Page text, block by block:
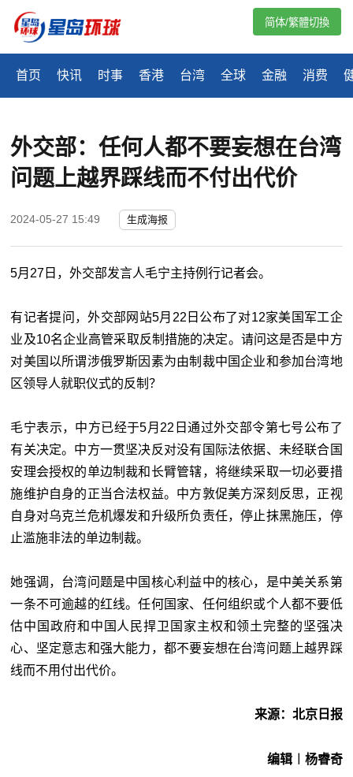
首页 快讯 时事 香港 台湾 全球 金融 消费
简体/繁體切換
外交部：任何人都不要妄想在台湾
问题上越界踩线而不付出代价
2024-05-27 15:49 生成海报
5月27日，外交部发言人毛宁主持例行记者会。
有记者提问，外交部网站5月22日公布了对12家美国军工企
业及10名企业高管采取反制措施的决定。请问这是否是中方
对美国以所谓涉俄罗斯因素为由制裁中国企业和参加台湾地
区领导人就职仪式的反制？
毛宁表示，中方已经于5月22日通过外交部令第七号公布了
有关决定。中方一贯坚决反对没有国际法依据、未经联合国
安理会授权的单边制裁和长臂管辖，将继续采取一切必要措
施维护自身的正当合法权益。中方敦促美方深刻反思，正视
自身对乌克兰危机爆发和升级所负责任，停止抹黑施压，停
止滥施非法的单边制裁。
她强调，台湾问题是中国核心利益中的核心，是中美关系第
一条不可逾越的红线。任何国家、任何组织或个人都不要低
估中国政府和中国人民捍卫国家主权和领土完整的坚强决
心、坚定意志和强大能力，都不要妄想在台湾问题上越界踩
线而不用付出代价。
来源：北京日报
编辑︱杨睿奇